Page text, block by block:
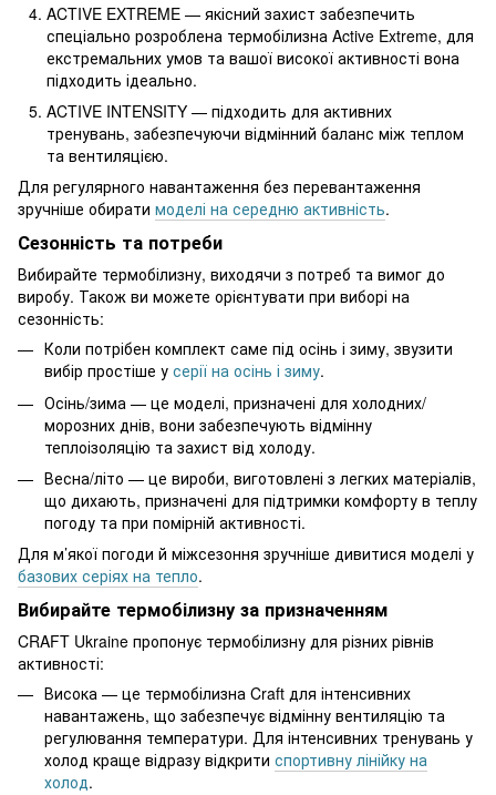
ACTIVE EXTREME — якісний захист забезпечить
спеціально розроблена термобілизна Active Extreme, для
екстремальних умов та вашої високої активності вона
підходить ідеально.
ACTIVE INTENSITY — підходить для активних
тренувань, забезпечуючи відмінний баланс між теплом
та вентиляцією.
Для регулярного навантаження без перевантаження
зручніше обирати моделі на середню активність.
Сезонність та потреби
Вибирайте термобілизну, виходячи з потреб та вимог до
виробу. Також ви можете орієнтувати при виборі на
сезонність:
Коли потрібен комплект саме під осінь і зиму, звузити
вибір простіше у серії на осінь і зиму.
Осінь/зима — це моделі, призначені для холодних/
морозних днів, вони забезпечують відмінну
теплоізоляцію та захист від холоду.
Весна/літо — це вироби, виготовлені з легких матеріалів,
що дихають, призначені для підтримки комфорту в теплу
погоду та при помірній активності.
Для м’якої погоди й міжсезоння зручніше дивитися моделі у
базових серіях на тепло.
Вибирайте термобілизну за призначенням
CRAFT Ukraine пропонує термобілизну для різних рівнів
активності:
Висока — це термобілизна Craft для інтенсивних
навантажень, що забезпечує відмінну вентиляцію та
регулювання температури. Для інтенсивних тренувань у
холод краще відразу відкрити спортивну лінійку на
холод.